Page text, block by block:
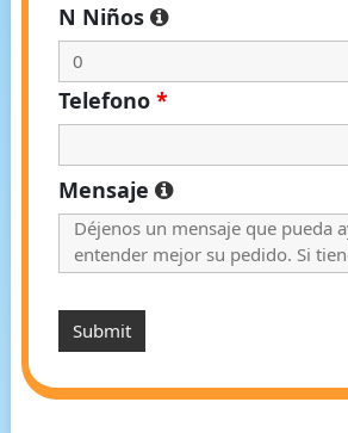
N Niños
Telefono *
Mensaje